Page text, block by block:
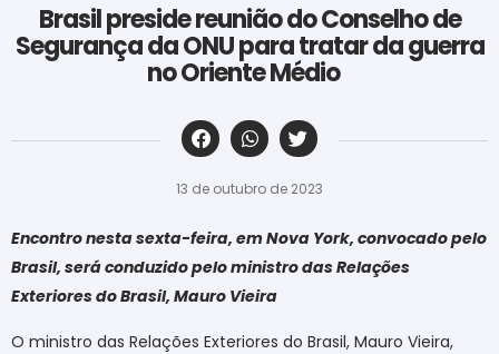
Brasil preside reunião do Conselho de
Segurança da ONU para tratar da guerra
no Oriente Médio
‎ ‎ ‎ ‎ ‎ ‎ ‎ ‎ ‎ ‎ ‎ ‎ ‎ ‎ ‎ ‎ ‎ ‎ ‎ ‎ ‎ ‎ ‎ ‎ ‎ ‎ ‎ ‎ ‎ ‎ ‎
13 de outubro de 2023
Encontro nesta sexta-feira, em Nova York, convocado pelo
Brasil, será conduzido pelo ministro das Relações
Exteriores do Brasil, Mauro Vieira
O ministro das Relações Exteriores do Brasil, Mauro Vieira,